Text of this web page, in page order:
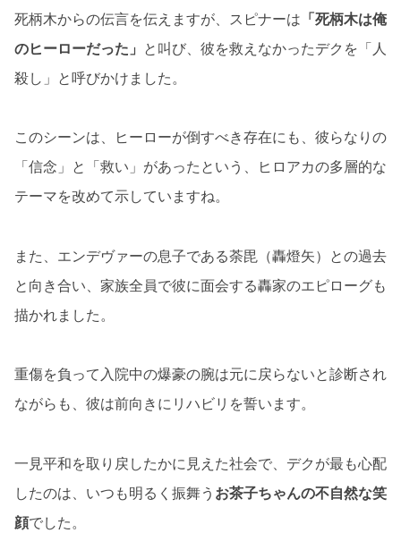
死柄木からの伝言を伝えますが、スピナーは 「死柄木は俺
のヒーローだった」 と叫び、彼を救えなかったデクを「人
殺し」と呼びかけました。
このシーンは、ヒーローが倒すべき存在にも、彼らなりの
「信念」と「救い」があったという、ヒロアカの多層的な
テーマを改めて示していますね。
また、エンデヴァーの息子である荼毘（轟燈矢）との過去
と向き合い、家族全員で彼に面会する轟家のエピローグも
描かれました。
重傷を負って入院中の爆豪の腕は元に戻らないと診断され
ながらも、彼は前向きにリハビリを誓います。
一見平和を取り戻したかに見えた社会で、デクが最も心配
したのは、いつも明るく振舞う お茶子ちゃんの不自然な笑
顔でした。